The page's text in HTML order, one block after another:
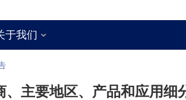
于我们
主要地区、产品和应用细